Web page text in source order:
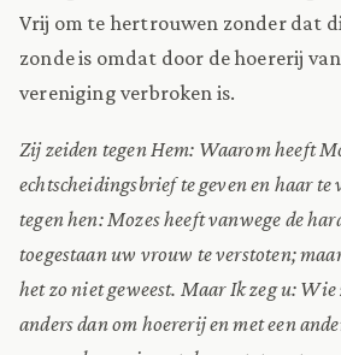
Vrij om te hertrouwen zonder dat
zonde is omdat door de hoererij
vereniging verbroken is.
Zij zeiden tegen Hem: Waarom heeft
echtscheidingsbrief te geven en haar te
tegen hen: Mozes heeft vanwege de
toegestaan uw vrouw te verstoten;
het zo niet geweest. Maar Ik zeg u:
anders dan om hoererij en met een